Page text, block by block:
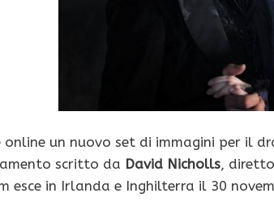
online un nuovo set di immagini per il
scritto da David Nicholls,
esce in Irlanda e Inghilterra il 30